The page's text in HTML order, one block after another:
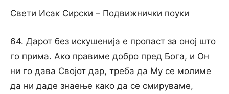
Свети Исак Сирски – Подвижнички поуки
64. Дарот без искушенија е пропаст за оној што
го прима. Ако правиме добро пред Бога, и Он
ни го дава Својот дар, треба да Му се молиме
да ни даде знаење како да се смируваме,